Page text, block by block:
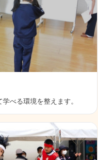
べる環境を整えます。